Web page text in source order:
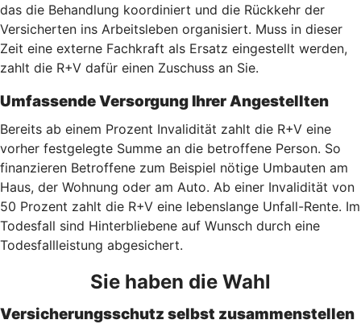
das die Behandlung koordiniert und die Rückkehr der
Versicherten ins Arbeitsleben organisiert. Muss in dieser
Zeit eine externe Fachkraft als Ersatz eingestellt werden,
zahlt die R+V dafür einen Zuschuss an Sie.
Umfassende Versorgung Ihrer Angestellten
Bereits ab einem Prozent Invalidität zahlt die R+V eine
vorher festgelegte Summe an die betroffene Person. So
finanzieren Betroffene zum Beispiel nötige Umbauten am
Haus, der Wohnung oder am Auto. Ab einer Invalidität von
50 Prozent zahlt die R+V eine lebenslange Unfall-Rente. Im
Todesfall sind Hinterbliebene auf Wunsch durch eine
Todesfallleistung abgesichert.
Sie haben die Wahl
Versicherungsschutz selbst zusammenstellen